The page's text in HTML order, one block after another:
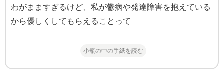
わがまますぎるけど、私が鬱病や発達障害を抱えている
から優しくしてもらえることって
小瓶の中の手紙を読む